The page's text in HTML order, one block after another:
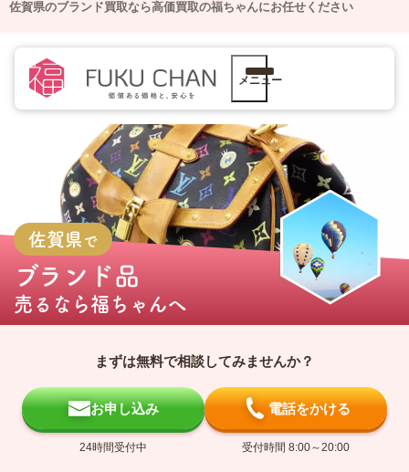
佐賀県のブランド買取なら高価買取の福ちゃんにお任せください
メニュー
佐賀県で
ブランド品
売るなら福ちゃんへ
まずは無料で相談してみませんか？
お申し込み
24時間受付中
電話をかける
受付時間 8:00～20:00